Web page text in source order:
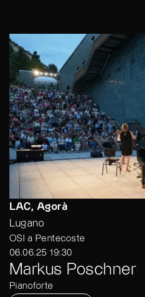
LAC, Agorà
Lugano
OSI a Pentecoste
06.06.25 19:30
Markus Poschner
Pianoforte